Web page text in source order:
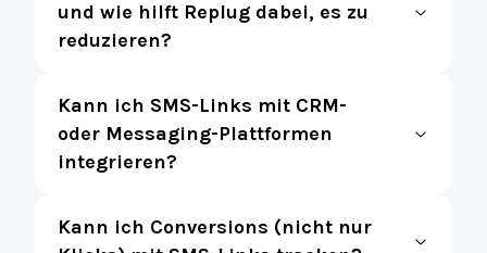
und wie hilft Replug dabei, es zu
reduzieren?
Kann ich SMS-Links mit CRM-
oder Messaging-Plattformen
integrieren?
Kann ich Conversions (nicht nur